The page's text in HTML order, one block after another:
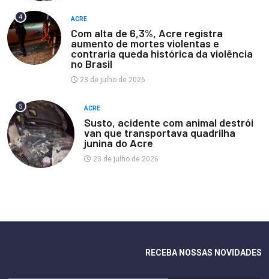
4 ACRE
Com alta de 6,3%, Acre registra
aumento de mortes violentas e
contraria queda histórica da violência
no Brasil
23 de julho de 2026
5 ACRE
Susto, acidente com animal destrói
van que transportava quadrilha
junina do Acre
23 de julho de 2026
RECEBA NOSSAS NOVIDADES